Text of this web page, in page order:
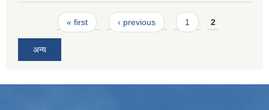
Pages« first ‹ previous 1 2
अन्य